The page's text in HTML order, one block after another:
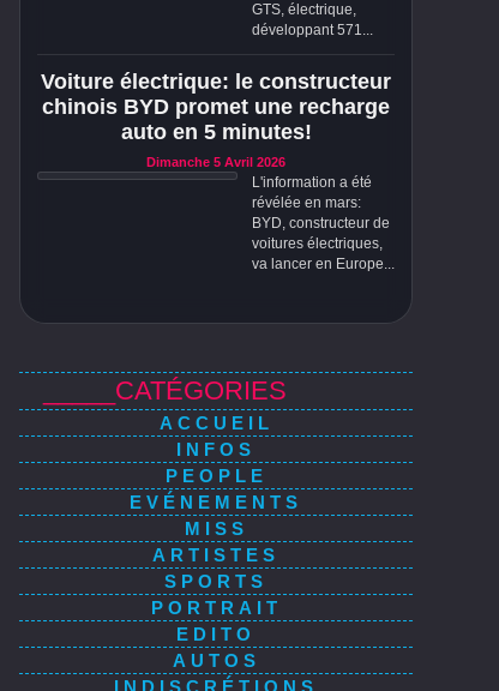
GTS, électrique,
développant 571...
Voiture électrique: le constructeur
chinois BYD promet une recharge
auto en 5 minutes!
Dimanche 5 Avril 2026
L'information a été
révélée en mars:
BYD, constructeur de
voitures électriques,
va lancer en Europe...
_____CATÉGORIES
ACCUEIL
INFOS
PEOPLE
EVÉNEMENTS
MISS
ARTISTES
SPORTS
PORTRAIT
EDITO
AUTOS
INDISCRÉTIONS